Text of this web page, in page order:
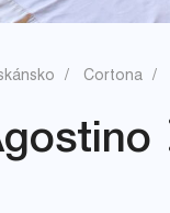
Cortona